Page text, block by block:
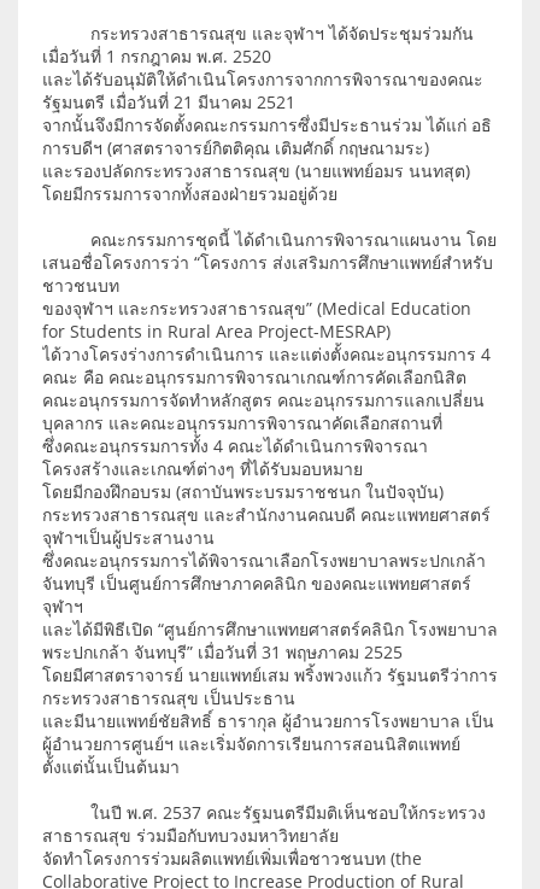
กระทรวงสาธารณสุข และจุฬาฯ ได้จัดประชุมร่วมกัน
เมื่อวันที่ 1 กรกฎาคม พ.ศ. 2520
และได้รับอนุมัติให้ดำเนินโครงการจากการพิจารณาของคณะ
รัฐมนตรี เมื่อวันที่ 21 มีนาคม 2521
จากนั้นจึงมีการจัดตั้งคณะกรรมการซึ่งมีประธานร่วม ได้แก่ อธิ
การบดีฯ (ศาสตราจารย์กิตติคุณ เติมศักดิ์ กฤษณามระ)
และรองปลัดกระทรวงสาธารณสุข (นายแพทย์อมร นนทสุต)
โดยมีกรรมการจากทั้งสองฝ่ายรวมอยู่ด้วย
คณะกรรมการชุดนี้ ได้ดำเนินการพิจารณาแผนงาน โดย
เสนอชื่อโครงการว่า “โครงการ ส่งเสริมการศึกษาแพทย์สำหรับ
ชาวชนบท
ของจุฬาฯ และกระทรวงสาธารณสุข” (Medical Education
for Students in Rural Area Project-MESRAP)
ได้วางโครงร่างการดำเนินการ และแต่งตั้งคณะอนุกรรมการ 4
คณะ คือ คณะอนุกรรมการพิจารณาเกณฑ์การคัดเลือกนิสิต
คณะอนุกรรมการจัดทำหลักสูตร คณะอนุกรรมการแลกเปลี่ยน
บุคลากร และคณะอนุกรรมการพิจารณาคัดเลือกสถานที่
ซึ่งคณะอนุกรรมการทั้ง 4 คณะได้ดำเนินการพิจารณา
โครงสร้างและเกณฑ์ต่างๆ ที่ได้รับมอบหมาย
โดยมีกองฝึกอบรม (สถาบันพระบรมราชชนก ในปัจจุบัน)
กระทรวงสาธารณสุข และสำนักงานคณบดี คณะแพทยศาสตร์
จุฬาฯเป็นผู้ประสานงาน
ซึ่งคณะอนุกรรมการได้พิจารณาเลือกโรงพยาบาลพระปกเกล้า
จันทบุรี เป็นศูนย์การศึกษาภาคคลินิก ของคณะแพทยศาสตร์
จุฬาฯ
และได้มีพิธีเปิด “ศูนย์การศึกษาแพทยศาสตร์คลินิก โรงพยาบาล
พระปกเกล้า จันทบุรี” เมื่อวันที่ 31 พฤษภาคม 2525
โดยมีศาสตราจารย์ นายแพทย์เสม พริ้งพวงแก้ว รัฐมนตรีว่าการ
กระทรวงสาธารณสุข เป็นประธาน
และมีนายแพทย์ชัยสิทธิ์ ธารากุล ผู้อำนวยการโรงพยาบาล เป็น
ผู้อำนวยการศูนย์ฯ และเริ่มจัดการเรียนการสอนนิสิตแพทย์
ตั้งแต่นั้นเป็นต้นมา
ในปี พ.ศ. 2537 คณะรัฐมนตรีมีมติเห็นชอบให้กระทรวง
สาธารณสุข ร่วมมือกับทบวงมหาวิทยาลัย
จัดทำโครงการร่วมผลิตแพทย์เพิ่มเพื่อชาวชนบท (the
Collaborative Project to Increase Production of Rural